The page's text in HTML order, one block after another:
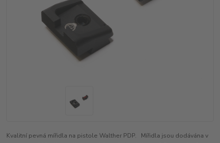
Kvalitní pevná mířidla na pistole Walther PDP. Mířidla jsou dodávána v